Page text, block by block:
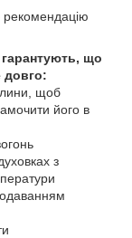
гарантують, що
довго:
щоб
його в
з